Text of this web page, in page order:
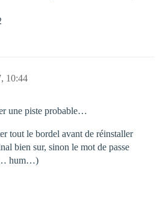
10:44
une piste probable…
tout le bordel avant de réinstaller
bien sur, sinon le mot de passe
hum…)